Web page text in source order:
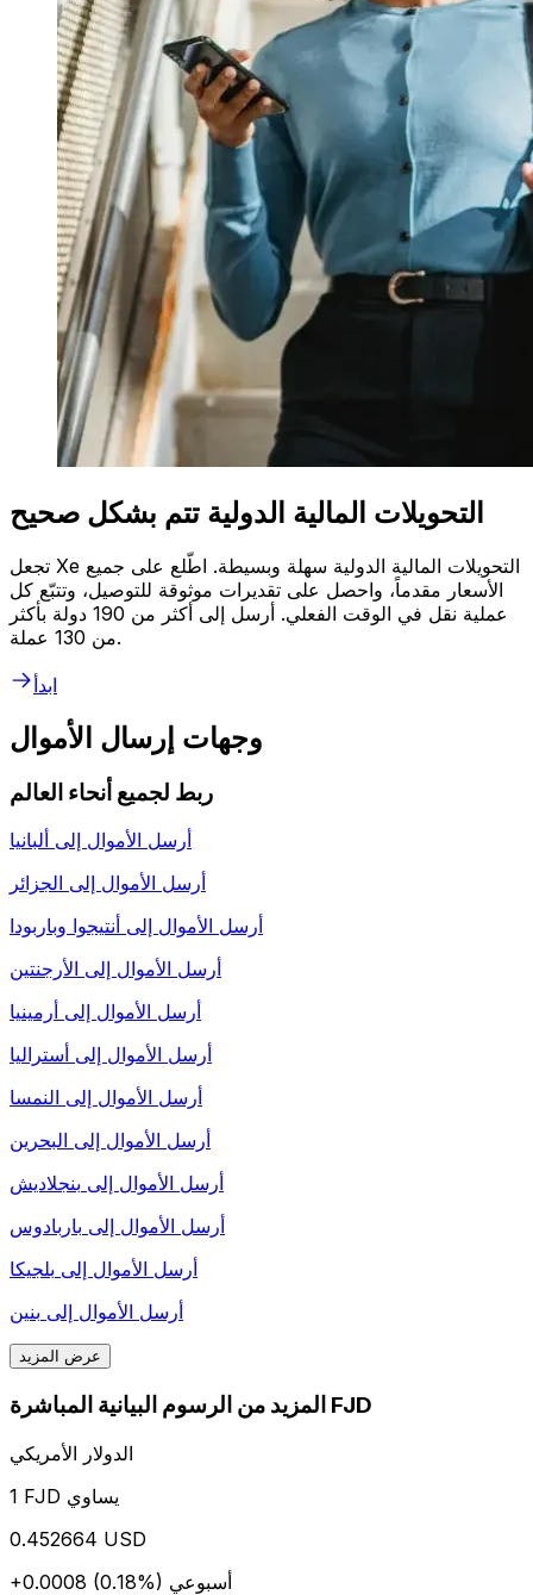
التحويلات المالية الدولية تتم بشكل صحيح
تجعل Xe التحويلات المالية الدولية سهلة وبسيطة. اطّلع على جميع
الأسعار مقدماً، واحصل على تقديرات موثوقة للتوصيل، وتتبّع كل
عملية نقل في الوقت الفعلي. أرسل إلى أكثر من 190 دولة بأكثر
من 130 عملة.
ابدأ
وجهات إرسال الأموال
ربط لجميع أنحاء العالم
أرسل الأموال إلى ألبانيا
أرسل الأموال إلى الجزائر
أرسل الأموال إلى أنتيجوا وباربودا
أرسل الأموال إلى الأرجنتين
أرسل الأموال إلى أرمينيا
أرسل الأموال إلى أستراليا
أرسل الأموال إلى النمسا
أرسل الأموال إلى البحرين
أرسل الأموال إلى بنجلاديش
أرسل الأموال إلى باربادوس
أرسل الأموال إلى بلجيكا
أرسل الأموال إلى بنين
عرض المزيد
المزيد من الرسوم البيانية المباشرة FJD
الدولار الأمريكي
1 FJD يساوي
0.452664 USD
+0.0008 (0.18%) أسبوعي